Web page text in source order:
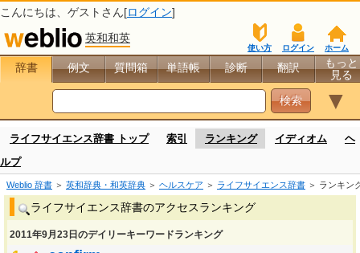
こんにちは、 ゲスト さん[ログイン]
英和和英
ホーム
ログイン
使い方
辞書 例文 質問箱 単語帳 診断 翻訳
もっと
見る
▼
ライフサイエンス辞書 トップ 索引 ランキング イディオム
ヘ
ルプ
Weblio 辞書 ＞ 英和辞典・和英辞典 ＞ ヘルスケア ＞ ライフサイエンス辞書 ＞ ランキン
ライフサイエンス辞書のアクセスランキング
2011年9月23日のデイリーキーワードランキング